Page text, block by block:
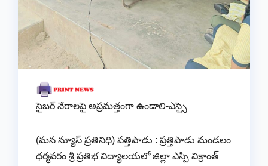
సైబర్ నేరాలపై అప్రమత్తంగా ఉండాలి-ఎస్సై
(మన న్యూస్ ప్రతినిధి) పత్తిపాడు : ప్రత్తిపాడు మండలం
ధర్మవరం శ్రీ ప్రతిభ విద్యాలయలో జిల్లా ఎస్పి విక్రాంత్